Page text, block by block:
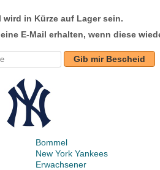
wird in Kürze auf Lager sein.
E-Mail erhalten, wenn diese
Gib mir Bescheid
Bommel
New York Yankees
Erwachsener